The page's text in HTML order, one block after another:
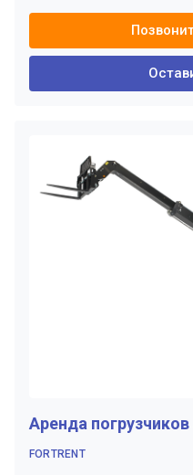
Аренда погрузчиков
FORTRENT